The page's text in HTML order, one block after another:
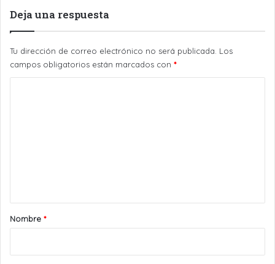
Deja una respuesta
Tu dirección de correo electrónico no será publicada. Los
campos obligatorios están marcados con *
rNombre *